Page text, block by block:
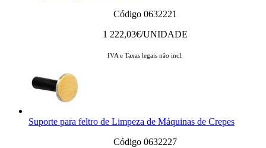
Código 0632221
1 222,03€/UNIDADE
IVA e Taxas legais não incl.
Suporte para feltro de Limpeza de Máquinas de Crepes
Código 0632227